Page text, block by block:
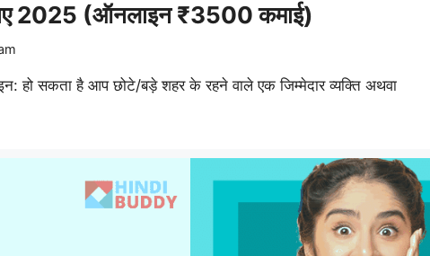
2025 (ऑनलाइन ₹3500 कमाई)
हो सकता है आप छोटे/बड़े शहर के रहने वाले एक जिम्मेदार व्यक्ति अथवा